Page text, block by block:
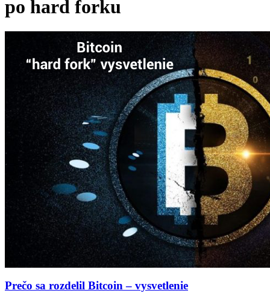
po hard forku
Prečo sa rozdelil Bitcoin – vysvetlenie